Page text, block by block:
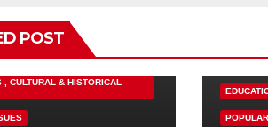
POST
, CULTURAL & HISTORICAL